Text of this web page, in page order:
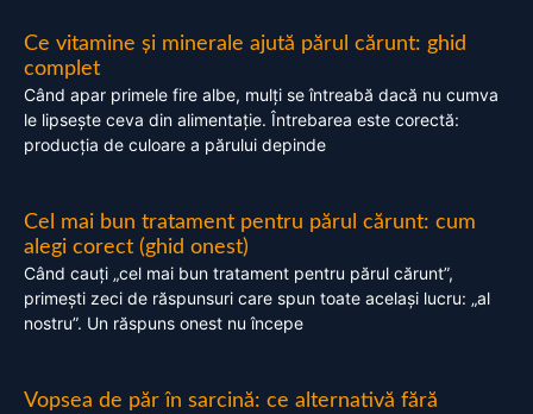
Ce vitamine și minerale ajută părul cărunt: ghid
complet
Când apar primele fire albe, mulți se întreabă dacă nu cumva
le lipsește ceva din alimentație. Întrebarea este corectă:
producția de culoare a părului depinde
Cel mai bun tratament pentru părul cărunt: cum
alegi corect (ghid onest)
Când cauți „cel mai bun tratament pentru părul cărunt”,
primești zeci de răspunsuri care spun toate același lucru: „al
nostru”. Un răspuns onest nu începe
Vopsea de păr în sarcină: ce alternativă fără